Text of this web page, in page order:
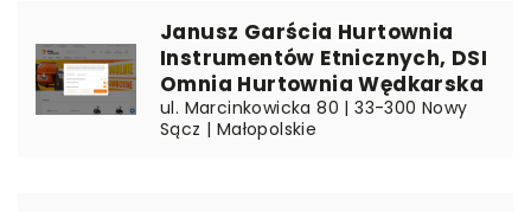
Janusz Garścia Hurtownia
Instrumentów Etnicznych, DSI
Omnia Hurtownia Wędkarska
ul. Marcinkowicka 80 | 33-300 Nowy
Sącz | Małopolskie